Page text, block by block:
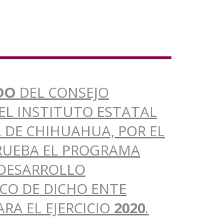
DEL CONSEJO
INSTITUTO ESTATAL
DE CHIHUAHUA, POR EL
EL PROGRAMA
DE DICHO ENTE
EL EJERCICIO 2020.